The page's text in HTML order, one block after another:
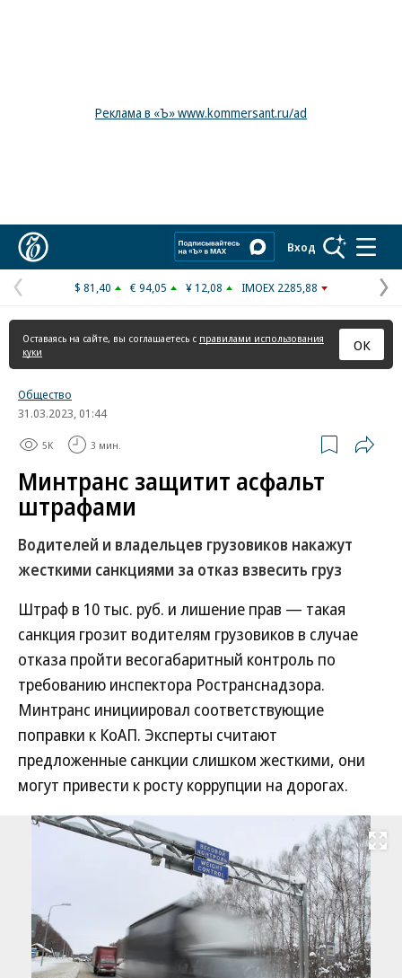
Реклама в «Ъ» www.kommersant.ru/ad
Вход
Предыдущая
страница
$ 81,40 € 94,05 ¥ 12,08 IMOEX 2285,88
Оставаясь на сайте, вы соглашаетесь с правилами использования
куки
ОК
Общество
31.03.2023, 01:44
5K 3 мин.
Минтранс защитит асфальт
штрафами
Водителей и владельцев грузовиков накажут
жесткими санкциями за отказ взвесить груз
Штраф в 10 тыс. руб. и лишение прав — такая
санкция грозит водителям грузовиков в случае
отказа пройти весогабаритный контроль по
требованию инспектора Ространснадзора.
Минтранс инициировал соответствующие
поправки к КоАП. Эксперты считают
предложенные санкции слишком жесткими, они
могут привести к росту коррупции на дорогах.
Развернуть